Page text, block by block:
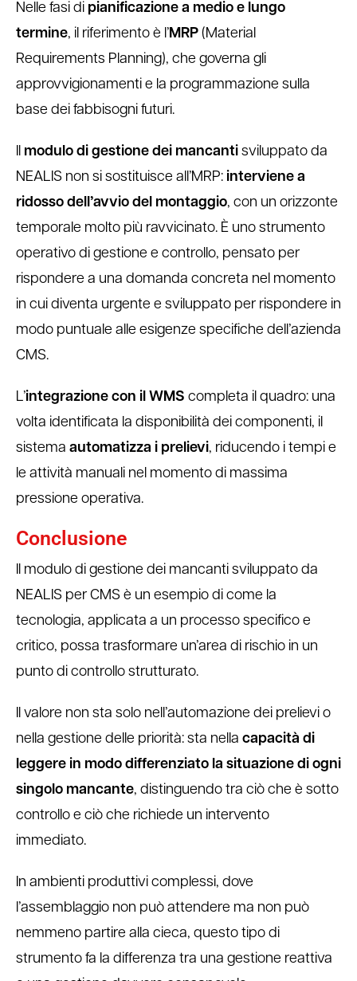
Nelle fasi di pianificazione a medio e lungo
termine, il riferimento è l’MRP (Material
Requirements Planning), che governa gli
approvvigionamenti e la programmazione sulla
base dei fabbisogni futuri.
Il modulo di gestione dei mancanti sviluppato da
NEALIS non si sostituisce all’MRP: interviene a
ridosso dell’avvio del montaggio, con un orizzonte
temporale molto più ravvicinato. È uno strumento
operativo di gestione e controllo, pensato per
rispondere a una domanda concreta nel momento
in cui diventa urgente e sviluppato per rispondere in
modo puntuale alle esigenze specifiche dell’azienda
CMS.
L’integrazione con il WMS completa il quadro: una
volta identificata la disponibilità dei componenti, il
sistema automatizza i prelievi, riducendo i tempi e
le attività manuali nel momento di massima
pressione operativa.
Conclusione
Il modulo di gestione dei mancanti sviluppato da
NEALIS per CMS è un esempio di come la
tecnologia, applicata a un processo specifico e
critico, possa trasformare un’area di rischio in un
punto di controllo strutturato.
Il valore non sta solo nell’automazione dei prelievi o
nella gestione delle priorità: sta nella capacità di
leggere in modo differenziato la situazione di ogni
singolo mancante, distinguendo tra ciò che è sotto
controllo e ciò che richiede un intervento
immediato.
In ambienti produttivi complessi, dove
l’assemblaggio non può attendere ma non può
nemmeno partire alla cieca, questo tipo di
strumento fa la differenza tra una gestione reattiva